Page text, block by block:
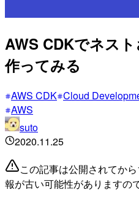
AWS CDKでネス
作ってみる
AWS CDK Cloud
AWS
suto
2020.11.25
この記事は公開されてか
報が古い可能性がありますの